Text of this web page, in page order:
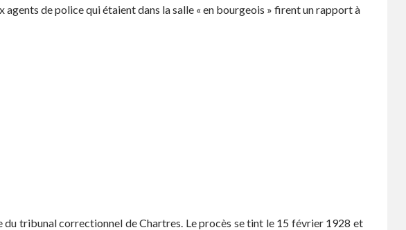
de police qui étaient dans la salle « en bourgeois » firent un rapport à
tribunal correctionnel de Chartres. Le procès se tint le 15 février 1928 et